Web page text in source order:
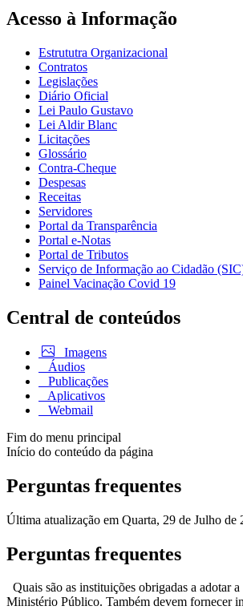
Acesso à Informação
Estrututra Organizacional
Contratos
Legislações
Diário Oficial
Lei Paulo Gustavo
Lei Aldir Blanc
Licitações
Glossário
Contra-Cheque
Despesas
Receitas
Servidores
Portal da Transparência
Portal e-Notas
Portal de Tributos
Serviço de Informação ao Cidadão
Painel Vacinação Covid 19
Central de conteúdos
Imagens
Áudios
Publicações
Aplicativos
Webmail
Fim do menu principal
Início do conteúdo da página
Perguntas frequentes
Última atualização em Quarta, 29 de Julho de
Perguntas frequentes
Quais são as instituições obrigadas a adotar
Ministério Público. Também devem fornecer